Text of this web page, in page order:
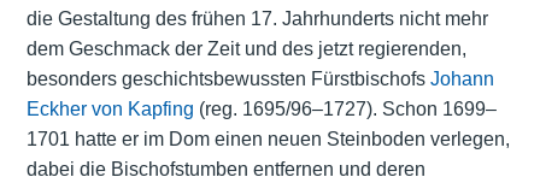
die Gestaltung des frühen 17. Jahrhunderts nicht mehr
dem Geschmack der Zeit und des jetzt regierenden,
besonders geschichtsbewussten Fürstbischofs Johann
Eckher von Kapfing (reg. 1695/96–1727). Schon 1699–
1701 hatte er im Dom einen neuen Steinboden verlegen,
dabei die Bischofstumben entfernen und deren